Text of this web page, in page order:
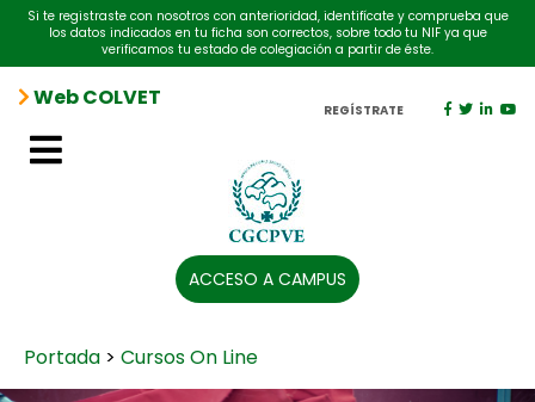
Si te registraste con nosotros con anterioridad, identifícate y comprueba que
los datos indicados en tu ficha son correctos, sobre todo tu NIF ya que
verificamos tu estado de colegiación a partir de éste.
Web COLVET REGÍSTRATE
ACCESO A CAMPUS
Portada > Cursos On Line